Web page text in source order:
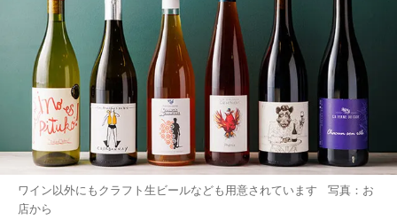
ワイン以外にもクラフト生ビールなども用意されています 写真：お
店から